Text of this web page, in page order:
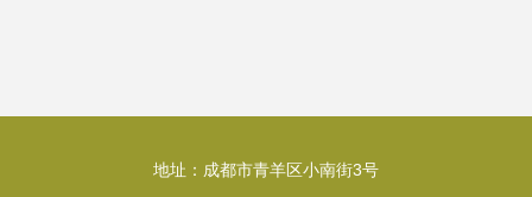
地址：成都市青羊区小南街3号